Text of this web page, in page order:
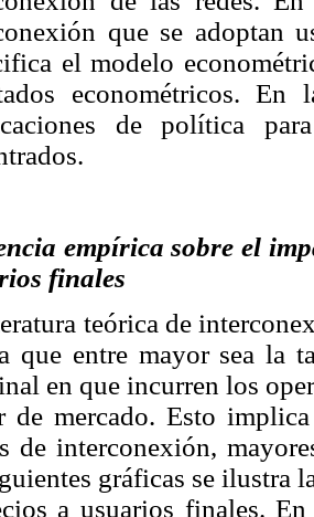
que se adoptan
el modelo
econométricos.
de política
empírica sobre el
finales
teórica de
que entre mayor sea la
en que incurren los
de mercado. Esto
de interconexión,
gráficas se ilustra
a usuarios finales.